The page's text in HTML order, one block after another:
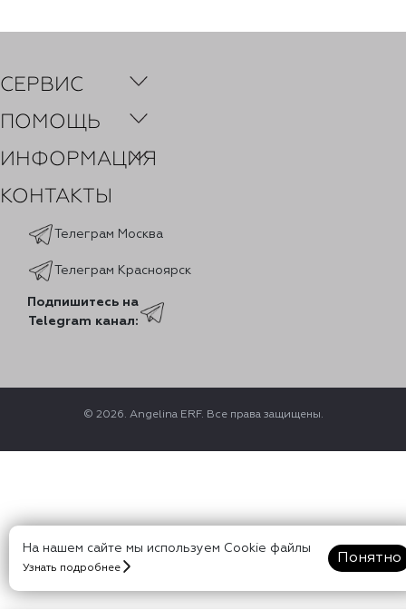
СЕРВИС
ПОМОЩЬ
ИНФОРМАЦИЯ
КОНТАКТЫ
Телеграм Москва
Телеграм Красноярск
Подпишитесь на
Telegram канал:
© 2026. Angelina ERF. Все права защищены.
На нашем сайте мы используем Cookie файлы
Узнать подробнее
Понятно